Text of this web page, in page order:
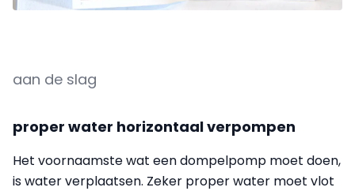
aan de slag
proper water horizontaal verpompen
Het voornaamste wat een dompelpomp moet doen,
is water verplaatsen. Zeker proper water moet vlot